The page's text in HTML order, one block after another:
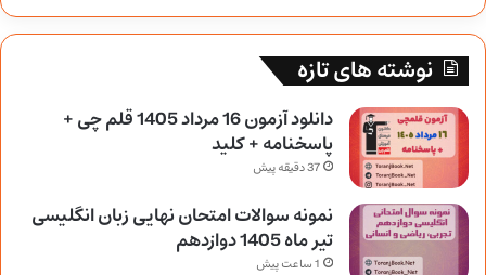
نوشته های تازه
دانلود آزمون 16 مرداد 1405 قلم چی +
پاسخنامه + کلید
37 دقیقه پیش
نمونه سوالات امتحان نهایی زبان انگلیسی
تیر ماه 1405 دوازدهم
1 ساعت پیش